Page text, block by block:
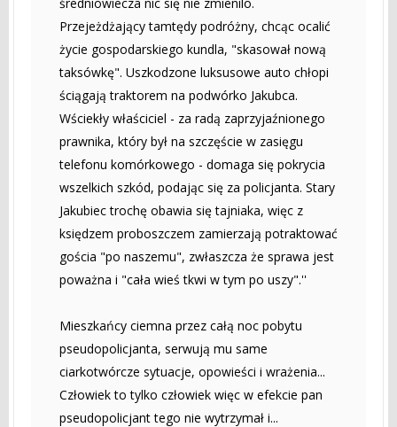
Przejeżdżający tamtędy podróżny, chcąc ocalić
życie gospodarskiego kundla, "skasował nową
taksówkę". Uszkodzone luksusowe auto chłopi
ściągają traktorem na podwórko Jakubca.
Wściekły właściciel - za radą zaprzyjaźnionego
prawnika, który był na szczęście w zasięgu
telefonu komórkowego - domaga się pokrycia
wszelkich szkód, podając się za policjanta. Stary
Jakubiec trochę obawia się tajniaka, więc z
księdzem proboszczem zamierzają potraktować
gościa "po naszemu", zwłaszcza że sprawa jest
poważna i "cała wieś tkwi w tym po uszy".''
Mieszkańcy ciemna przez całą noc pobytu
pseudopolicjanta, serwują mu same
ciarkotwórcze sytuacje, opowieści i wrażenia...
Człowiek to tylko człowiek więc w efekcie pan
pseudopolicjant tego nie wytrzymał i...